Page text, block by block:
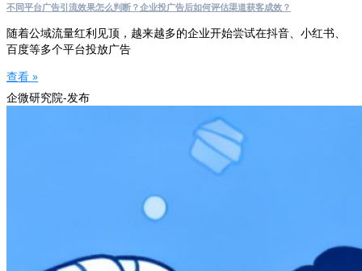
不同平台广告引流效果怎么判断？企业投广告后如何评估渠道获客成效？
随着公域流量红利见顶，越来越多的企业开始尝试在抖音、小红书、
百度等多个平台投放广告
查看 »
企微研究院-发布